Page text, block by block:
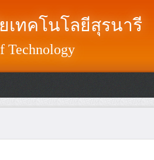
ทคโนโลยีสุรนารี
Technology